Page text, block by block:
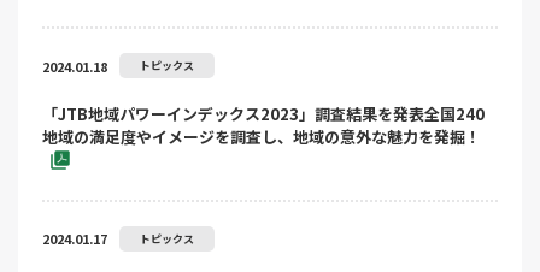
2024.01.18 トピックス
「JTB地域パワーインデックス2023」調査結果を発表全国240
地域の満足度やイメージを調査し、地域の意外な魅力を発掘！
2024.01.17 トピックス